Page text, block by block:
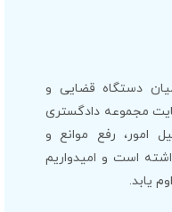
دستگاه قضایی و
مجموعه دادگستری
رفع موانع و
است و امیدواریم
یابد.